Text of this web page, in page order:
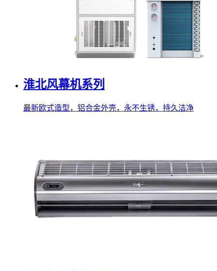
淮北风幕机系列
最新欧式造型，铝合金外壳，永不生锈，持久洁净